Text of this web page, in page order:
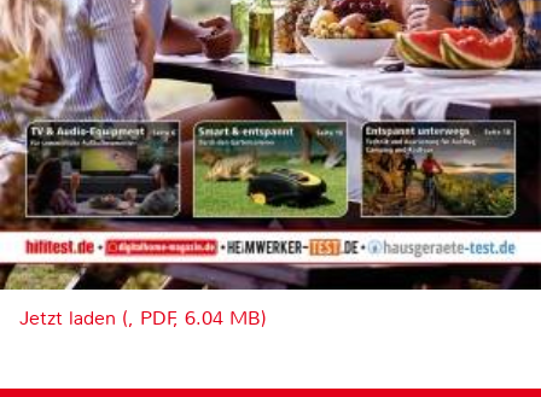
Jetzt laden (, PDF, 6.04 MB)